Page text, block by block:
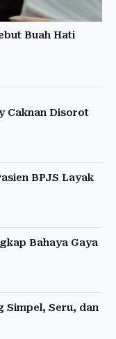
Buah Hati
Caknan Disorot
BPJS Layak
Bahaya Gaya
Simpel, Seru, dan